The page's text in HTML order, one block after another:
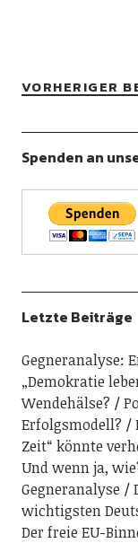
VORHERIGER
Spenden an
Letzte Beiträge
Gegneranalyse:
„Demokratie
Wendehälse?
Erfolgsmodell?
Zeit“ könnte
Und wenn ja,
Gegneranalyse
wichtigsten
Der freie EU-